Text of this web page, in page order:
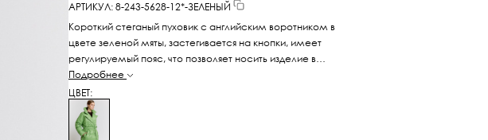
АРТИКУЛ: 8-243-5628-12*-ЗЕЛЕНЫЙ
Короткий стеганый пуховик с английским воротником в
цвете зеленой мяты, застегивается на кнопки, имеет
регулируемый пояс, что позволяет носить изделие в
разных вариациях
Подробнее
ЦВЕТ: